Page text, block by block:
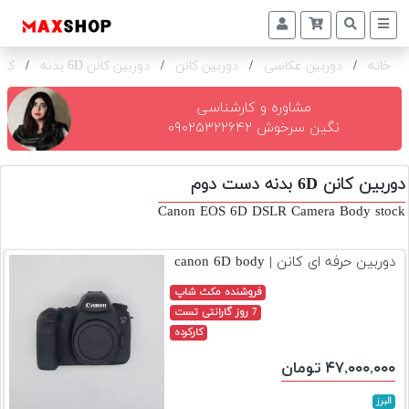
دوربین
و
تجهیزات
و
اکسسوری
دوم
اجاره
دوربین
و
خانه / دوربین عکاسی / دوربین کانن / دوربین کانن 6D بدنه /
مشاوره و کارشناسی
نگین سرخوش ۰۹۰۲۵۳۲۲۶۴۲
دوربین کانن 6D بدنه دست دوم
Canon EOS 6D DSLR Camera Body stock
دوربین حرفه ای کانن | canon 6D body
فروشنده مکث شاپ
7 روز گارانتی تست
کارکرده
۴۷,۰۰۰,۰۰۰ تومان
البرز